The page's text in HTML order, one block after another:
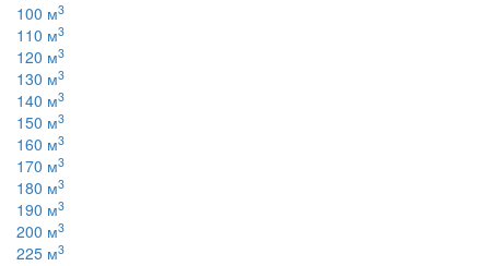
100 м3
110 м3
120 м3
130 м3
140 м3
150 м3
160 м3
170 м3
180 м3
190 м3
200 м3
225 м3